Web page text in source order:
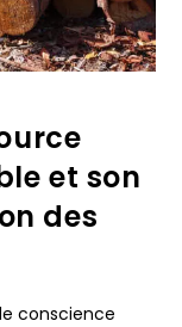
et son
des
conscience